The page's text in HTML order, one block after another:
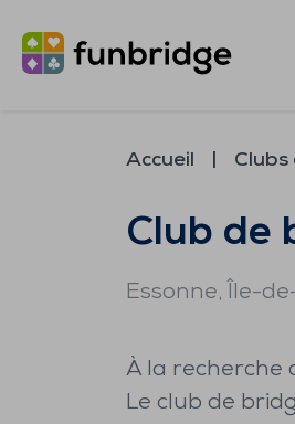
Accueil Clubs
Club de
Essonne, Île-
À la recherche
Le club de